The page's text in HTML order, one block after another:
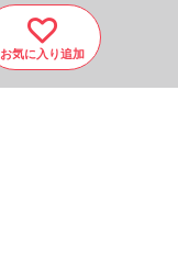
お気に入り追加